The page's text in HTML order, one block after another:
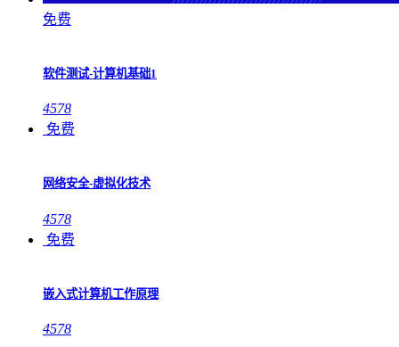
免费
软件测试-计算机基础1
4578
免费
网络安全-虚拟化技术
4578
免费
嵌入式计算机工作原理
4578